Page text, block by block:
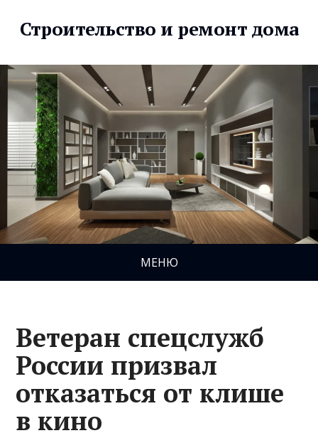
Строительство и ремонт дома
МЕНЮ
Ветеран спецслужб
России призвал
отказаться от клише
в кино